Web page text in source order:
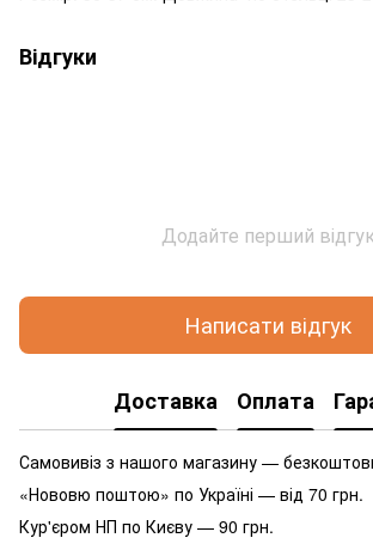
Відгуки
Додайте перший відгук
Написати відгук
Доставка Оплата
Самовивіз з нашого магазину —
«Нововю поштою» по Україні — від 70 грн.
Кур'єром НП по Києву — 90 грн.